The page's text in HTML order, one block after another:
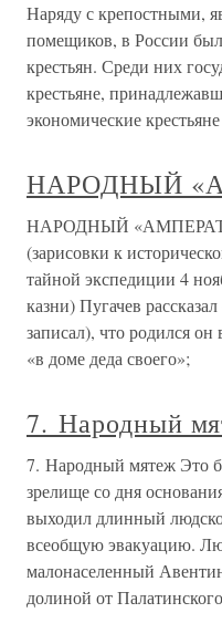
Наряду с крепостными,
помещиков, в России
крестьян. Среди них
крестьяне,
экономические
НАРОДНЫЙ
НАРОДНЫЙ
(зарисовки к
тайной экспедиции 4
казни) Пугачев
записал), что родился
«в доме деда своего»;
7. Народный
7. Народный мятеж Это
зрелище со дня
выходил длинный
всеобщую эвакуацию.
малонаселенный
долиной от Палатинского